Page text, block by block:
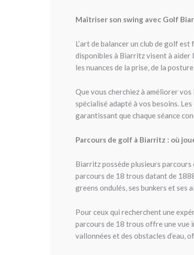
Maîtriser son swing avec Golf
L’art de balancer un club de golf
disponibles à Biarritz visent à aider
les nuances de la prise, de la
Que vous cherchiez à améliorer
spécialisé adapté à vos besoins.
garantissant que chaque séance
Parcours de golf à Biarritz : où
Biarritz possède plusieurs parcours
parcours de 18 trous datant de
greens ondulés, ses bunkers et
Pour ceux qui recherchent une
parcours de 18 trous offre une vue
vallonnées et des obstacles d’eau,